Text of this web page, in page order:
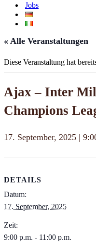
Jobs
« Alle Veranstaltungen
Diese Veranstaltung hat
Ajax – Inter
Champions
17. September, 2025 |
DETAILS
Datum:
17. September, 2025
Zeit:
9:00 p.m. - 11:00 p.m.